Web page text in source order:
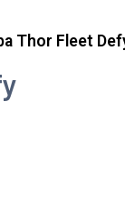
Thor Fleet